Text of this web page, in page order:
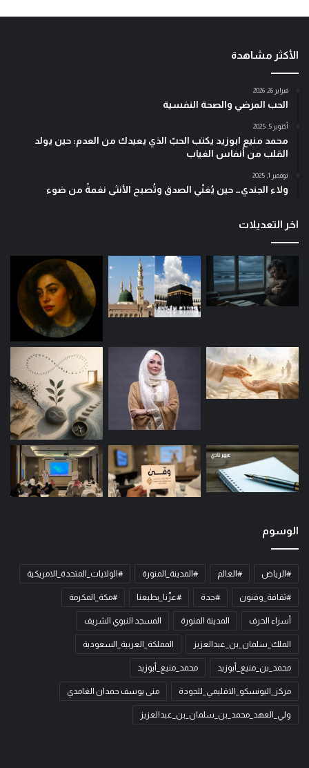
الأكثر مشاهدة
فبراير 26, 2026
الحب المرضي والصحة النفسية
أكتوبر 5, 2025
محمد منيع ابوزيد يكتب الحبّ الذي يعيدك من العدم: حين يولد
القلب من أنفاس الغياب
نوفمبر 1, 2025
ولاء الجندي… حين يُغنّي الصدق وتُصبح الأنثى نغمةً من ضوء
اخر التعديلات
الوسوم
#الرياض #العالم #المدينة_المنورة #الولايات_المتحدة_الامريكية
#ثقافة_وفنون #جدة #عزّنا_بطبعنا #مكة_المكرمة
أسراء الحرف المدينة المنورة المسجد النبوي الشريف
الملك_سلمان_بن_عبدالعزيز المملكة_العربية_السعودية
محمد_بن_منيع_أبوزيد محمد_منيع_أبوزيد
مركز_اليونسكو_الاقليمي_للجودة منى يوسف حمدان الغامدي
ولي_العهد_محمد_بن_سلمان_بن_عبدالعزيز